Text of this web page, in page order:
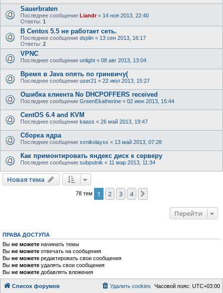
Sauerbraten
Последнее сообщение Liandr« 14 ноя 2013, 22:40
Ответы: 1
В Centos 5.5 не работает сеть.
Последнее сообщение dsplin « 13 сен 2013, 16:17
Ответы: 2
VPNC
Последнее сообщение unlight « 08 авг 2013, 13:04
Время в Java опять по гринвичу(
Последнее сообщение user21 « 22 июл 2013, 15:27
Ошибка клиента No DHCPOFFERS received
Последнее сообщение GreenEkatherine « 02 июн 2013, 15:44
CentOS 6.4 and KVM
Последнее сообщение kaass « 26 май 2013, 19:47
Сборка ядра
Последнее сообщение xxnikolayxx « 13 май 2013, 07:28
Как примонтировать яндекс диск к серверу
Последнее сообщение subputnik « 11 мар 2013, 11:34
Новая тема
78 тем 1 2 3 4
Перейти
ПРАВА ДОСТУПА
Вы не можете начинать темы
Вы не можете отвечать на сообщения
Вы не можете редактировать свои сообщения
Вы не можете удалять свои сообщения
Вы не можете добавлять вложения
Список форумов Часовой пояс: UTC+03:00
Удалить cookies